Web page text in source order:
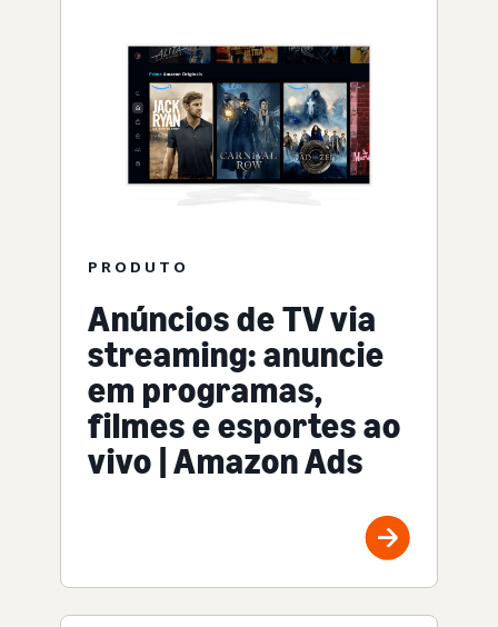
PRODUTO
Anúncios de TV via
streaming: anuncie
em programas,
filmes e esportes ao
vivo | Amazon Ads